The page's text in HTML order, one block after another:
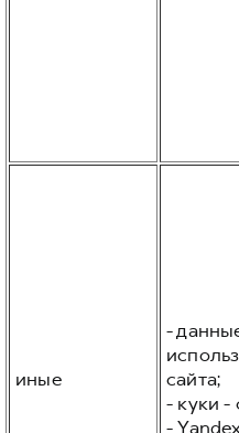
иные
-
сайта;
- куки -
-